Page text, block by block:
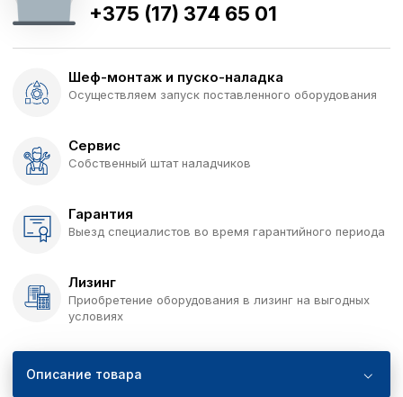
+375 (17) 374 65 01
Шеф-монтаж и пуско-наладка
Осуществляем запуск поставленного оборудования
Сервис
Собственный штат наладчиков
Гарантия
Выезд специалистов во время гарантийного периода
Лизинг
Приобретение оборудования в лизинг на выгодных
условиях
Описание товара